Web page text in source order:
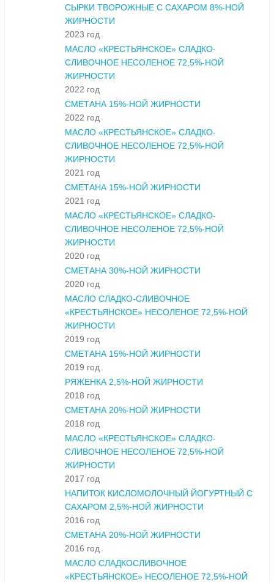
СЫРКИ ТВОРОЖНЫЕ С САХАРОМ 8%-НОЙ
ЖИРНОСТИ
2023 год
МАСЛО «КРЕСТЬЯНСКОЕ» СЛАДКО-
СЛИВОЧНОЕ НЕСОЛЕНОЕ 72,5%-НОЙ
ЖИРНОСТИ
2022 год
СМЕТАНА 15%-НОЙ ЖИРНОСТИ
2022 год
МАСЛО «КРЕСТЬЯНСКОЕ» СЛАДКО-
СЛИВОЧНОЕ НЕСОЛЕНОЕ 72,5%-НОЙ
ЖИРНОСТИ
2021 год
СМЕТАНА 15%-НОЙ ЖИРНОСТИ
2021 год
МАСЛО «КРЕСТЬЯНСКОЕ» СЛАДКО-
СЛИВОЧНОЕ НЕСОЛЕНОЕ 72,5%-НОЙ
ЖИРНОСТИ
2020 год
СМЕТАНА 30%-НОЙ ЖИРНОСТИ
2020 год
МАСЛО СЛАДКО-СЛИВОЧНОЕ
«КРЕСТЬЯНСКОЕ» НЕСОЛЕНОЕ 72,5%-НОЙ
ЖИРНОСТИ
2019 год
СМЕТАНА 15%-НОЙ ЖИРНОСТИ
2019 год
РЯЖЕНКА 2,5%-НОЙ ЖИРНОСТИ
2018 год
СМЕТАНА 20%-НОЙ ЖИРНОСТИ
2018 год
МАСЛО «КРЕСТЬЯНСКОЕ» СЛАДКО-
СЛИВОЧНОЕ НЕСОЛЕНОЕ 72,5%-НОЙ
ЖИРНОСТИ
2017 год
НАПИТОК КИСЛОМОЛОЧНЫЙ ЙОГУРТНЫЙ С
САХАРОМ 2,5%-НОЙ ЖИРНОСТИ
2016 год
СМЕТАНА 20%-НОЙ ЖИРНОСТИ
2016 год
МАСЛО СЛАДКОСЛИВОЧНОЕ
«КРЕСТЬЯНСКОЕ» НЕСОЛЕНОЕ 72,5%-НОЙ